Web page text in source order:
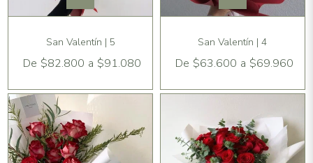
San Valentín | 5
De $82.800 a $91.080
San Valentín | 4
De $63.600 a $69.960